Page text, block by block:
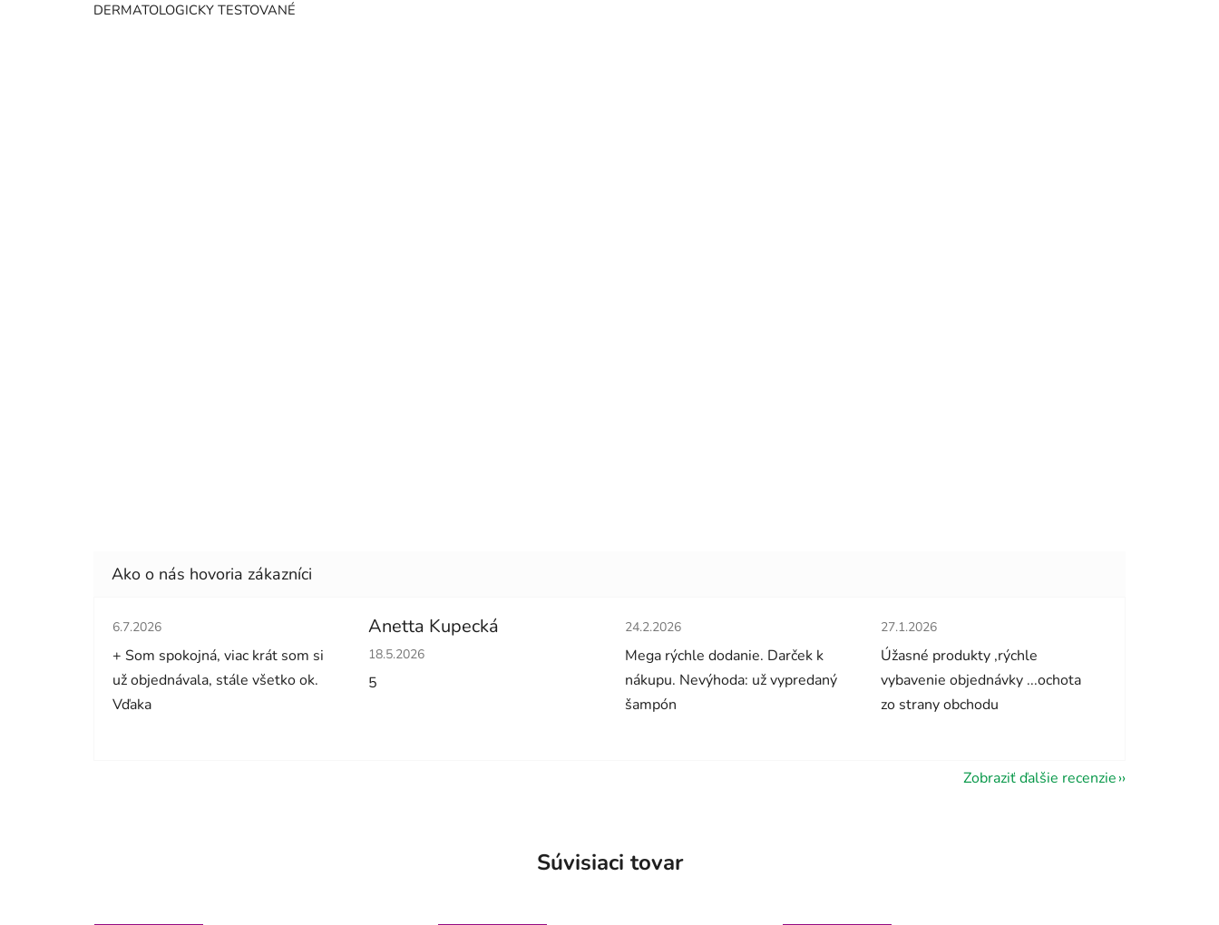
DERMATOLOGICKY TESTOVANÉ
Hodnotenie obchodu je 5 z 5 hviezdičiek.
6.7.2026
+ Som spokojná, viac krát som si
už objednávala, stále všetko ok.
Vďaka
Anetta Kupecká
Hodnotenie obchodu je 5 z 5 hviezdičiek.
18.5.2026
5
Hodnotenie obchodu je 5 z 5 hviezdičiek.
24.2.2026
Mega rýchle dodanie. Darček k
nákupu. Nevýhoda: už vypredaný
šampón
Hodnotenie obchodu je 5 z 5 hviezdičiek.
27.1.2026
Úžasné produkty ,rýchle
vybavenie objednávky ...ochota
zo strany obchodu
Zobraziť ďalšie recenzie
Súvisiaci tovar